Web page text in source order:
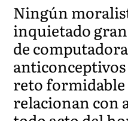
Ningún
inquietado gran
de
reto formidable
relacionan con